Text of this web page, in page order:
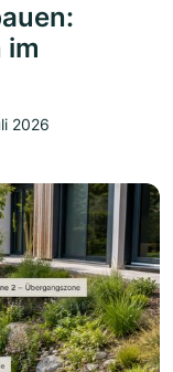
im
2026